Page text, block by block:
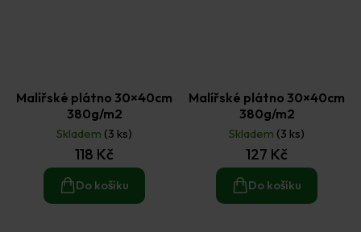
Malířské plátno 30×40cm
380g/m2
Skladem (3 ks)
118 Kč
Do košíku
Malířské plátno 30×40cm
380g/m2
Skladem (3 ks)
127 Kč
Do košíku